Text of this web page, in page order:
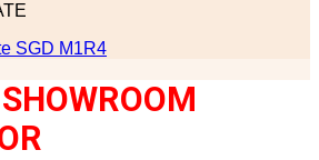
SGD M1R4